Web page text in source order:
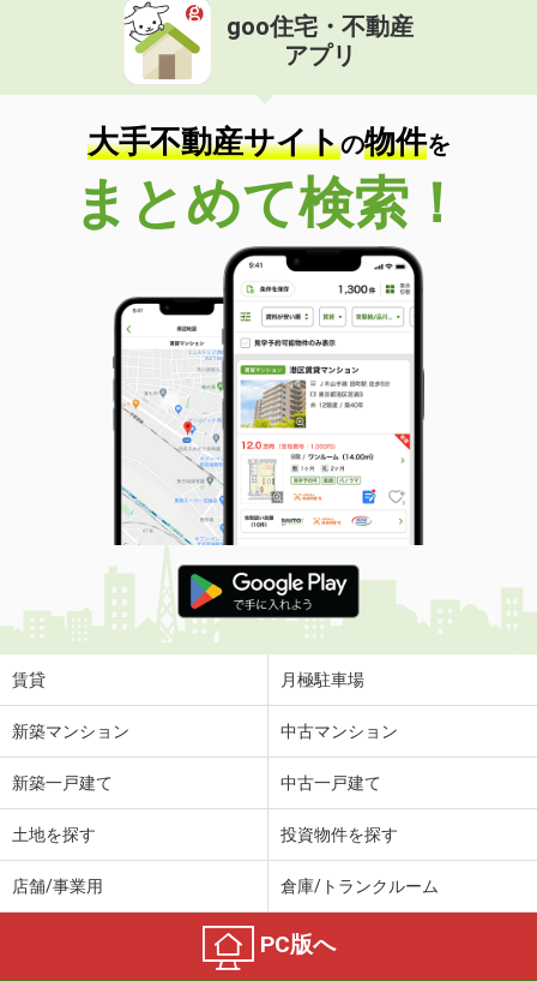
goo住宅・不動産
アプリ
大手不動産サイトの物件を
まとめて検索！
賃貸 月極駐車場
新築マンション 中古マンション
新築一戸建て 中古一戸建て
土地を探す 投資物件を探す
店舗/事業用 倉庫/トランクルーム
PC版へ